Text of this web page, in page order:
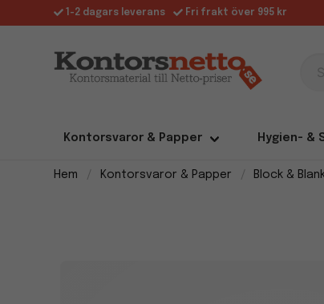
1-2 dagars leverans Fri frakt över 995 kr
Kontorsvaror & Papper Hygien- &
Hem Kontorsvaror & Papper Block &